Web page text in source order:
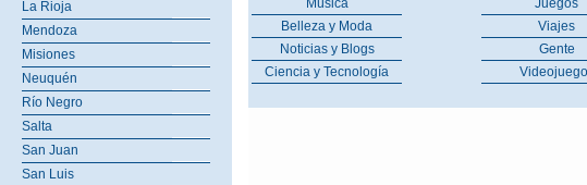
La Rioja
Mendoza
Misiones
Neuquén
Río Negro
Salta
San Juan
San Luis
Música
Belleza y Moda
Noticias y Blogs
Ciencia y Tecnología
Juegos
Viajes
Gente